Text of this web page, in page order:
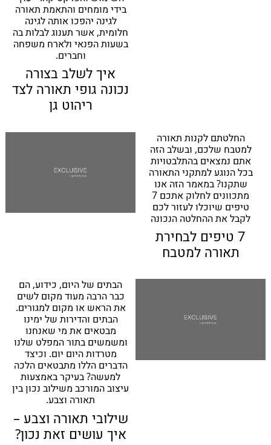
בידי מומחים והתאמת תאורה
לגינה יהפכו אותה לגינה
חלומית, אשר תענוג לבלות בה
בשעות הפנאי ולארח משפחה
וחברים.
איך לשלב בצורה
נכונה גופי תאורה לצד
ריהוט גן
החלטתם לקנות תאורה
למטבח שלכם, ובשלב הזה
אתם נמצאים בהתלבטויות
בכל הנוגע למתקני התאורה
שתקנו? במאמר הזה אנו
מתכוונים לחלוק אתכם 7
טיפים שיוכלו לעזור לכם
לקבל את ההחלטה הנכונה
7 טיפים לבחירת
תאורה למטבח
הבתים של היום, כידוע, הם
כבר הרבה מעוד מקום לשים
את הראש או מקום למגורים.
הבתים והדירות של ימינו
מבטאים את מי שאנחנו
ומשמשים בתור המפלט שלנו
מטרדות היום יום. וכיצד
הדברים הללו מתבטאים הלכה
למעשה? בעיקר באמצעות
עיצוב המורכב משילוב נכון בין
תאורה וצבע.
שילובי תאורה וצבע –
איך עושים זאת נכון?